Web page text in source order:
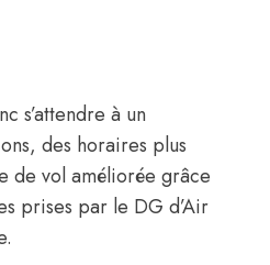
s’attendre à un
des horaires plus
de vol améliorée grâce
prises par le DG d’Air